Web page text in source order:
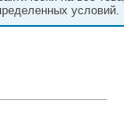
условий.